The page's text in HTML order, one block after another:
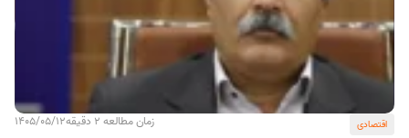
اقتصادی زمان مطالعه 2 دقیقه 1405/05/12